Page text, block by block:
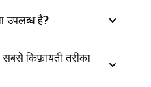
उपलब्ध है?
सबसे किफ़ायती तरीका